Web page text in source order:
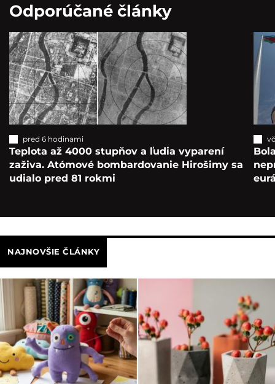
Odporúčané články
pred 6 hodinami
Teplota až 4000 stupňov a ľudia vyparení
zaživa. Atómové bombardovanie Hirošimy sa
udialo pred 81 rokmi
NAJNOVŠIE ČLÁNKY